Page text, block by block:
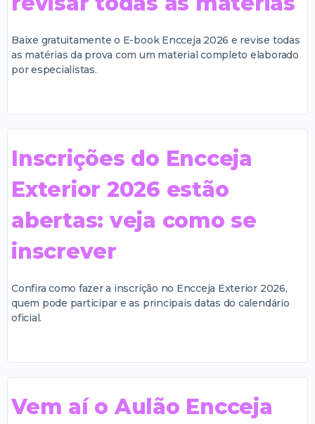
Baixe gratuitamente o E-book Encceja 2026 e revise todas
as matérias da prova com um material completo elaborado
por especialistas.
Inscrições do Encceja
Exterior 2026 estão
abertas: veja como se
inscrever
Confira como fazer a inscrição no Encceja Exterior 2026,
quem pode participar e as principais datas do calendário
oficial.
Vem aí o Aulão Encceja